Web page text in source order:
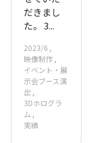
だきまし
た。 3...
2023/6
映像制作
イベント・展
示会ブース演
出
3Dホログラ
ム
実績